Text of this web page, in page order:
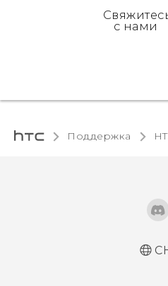
с нами
Поддержка